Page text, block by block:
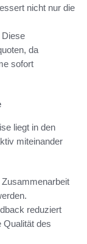
nicht nur die
da
sofort
liegt in den
miteinander
reduziert
Qualität des